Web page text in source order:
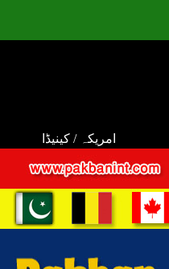
امریکہ / کینیڈا